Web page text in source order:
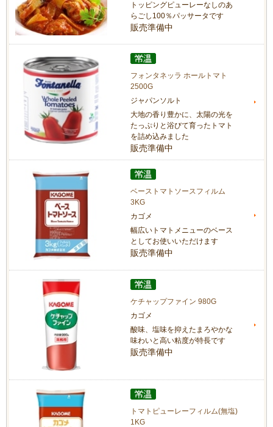
トッピングピューレーなしのあ
らごし100％パッサータです
販売準備中
フォンタネッラ ホールトマト
2500G
ジャパンソルト
大地の香り豊かに、太陽の光を
たっぷりと浴びて育ったトマト
を詰め込みました
販売準備中
ベーストマトソースフィルム
3KG
カゴメ
幅広いトマトメニューのベース
としてお使いいただけます
販売準備中
ケチャップファイン 980G
カゴメ
酸味、塩味を抑えたまろやかな
味わいと高い粘度が特長です
販売準備中
トマトピューレーフィルム(無塩)
1KG